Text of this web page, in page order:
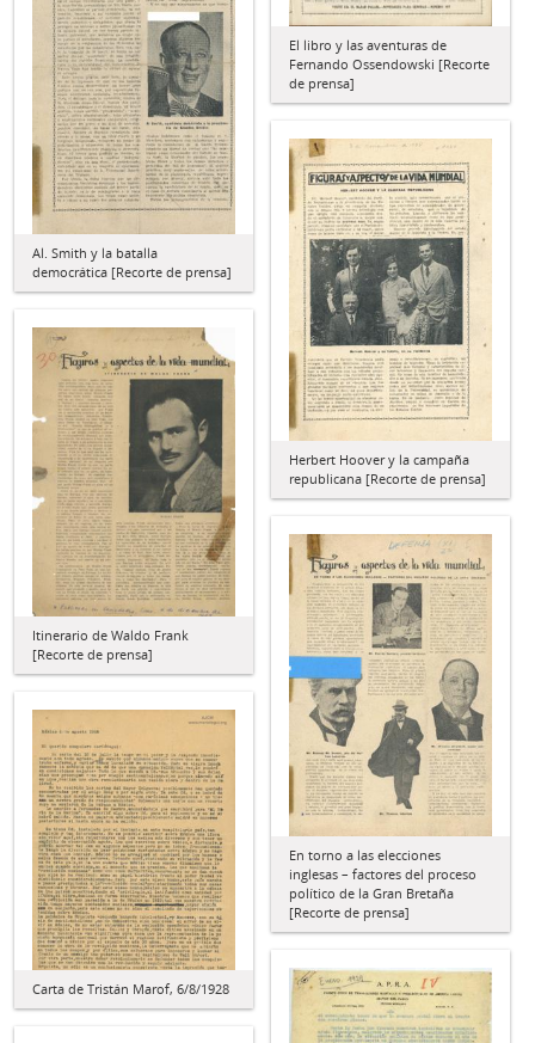
El libro y las aventuras de
Fernando Ossendowski [Recorte
de prensa]
Al. Smith y la batalla
democrática [Recorte de prensa]
Herbert Hoover y la campaña
republicana [Recorte de prensa]
Itinerario de Waldo Frank
[Recorte de prensa]
En torno a las elecciones
inglesas – factores del proceso
político de la Gran Bretaña
[Recorte de prensa]
Carta de Tristán Marof, 6/8/1928